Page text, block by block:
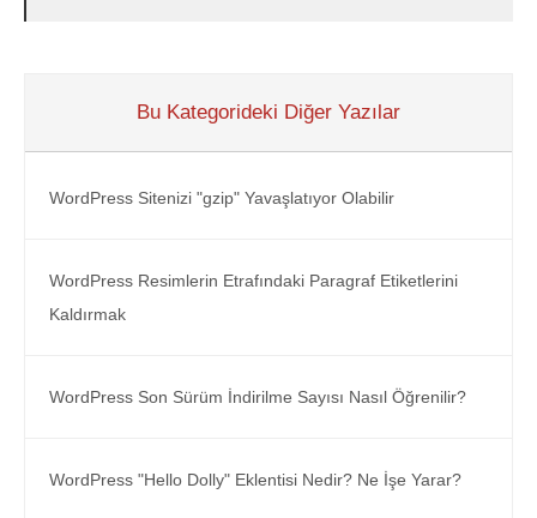
Bu Kategorideki Diğer Yazılar
WordPress Sitenizi "gzip" Yavaşlatıyor Olabilir
WordPress Resimlerin Etrafındaki Paragraf Etiketlerini
Kaldırmak
WordPress Son Sürüm İndirilme Sayısı Nasıl Öğrenilir?
WordPress "Hello Dolly" Eklentisi Nedir? Ne İşe Yarar?